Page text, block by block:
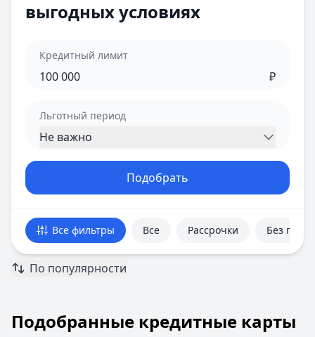
Кэшбэк
Баллы Мили
выгодных условиях
Кредитный лимит
₽
Льготный период
Не важно
Подобрать
Все фильтры Все Рассрочки Без
По популярности
Всего предложений:18. Текущая страница: 1из4.
Подобранные кредитные карты